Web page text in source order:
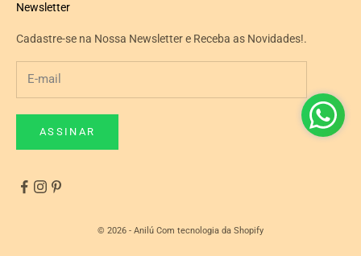
Newsletter
Cadastre-se na Nossa Newsletter e Receba as Novidades!.
ASSINAR
© 2026 - Anilú Com tecnologia da Shopify